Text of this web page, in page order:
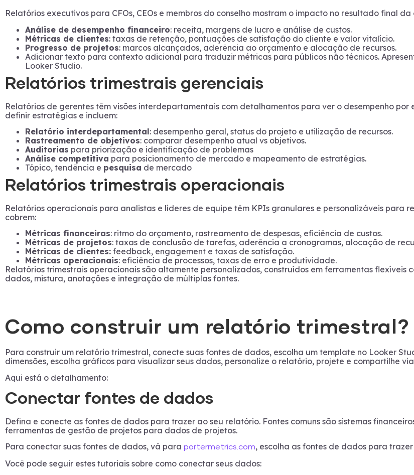
Relatórios executivos para CFOs, CEOs e membros do conselho mostram o impacto no resultado final
Análise de desempenho financeiro: receita, margens de lucro e análise de custos.
Métricas de clientes: taxas de retenção, pontuações de satisfação do cliente e valor vitalício.
Progresso de projetos: marcos alcançados, aderência ao orçamento e alocação de recursos.
Adicionar texto para contexto adicional para traduzir métricas para públicos não técnicos.
Looker Studio.
Relatórios trimestrais gerenciais
Relatórios de gerentes têm visões interdepartamentais com detalhamentos para ver o desempenho
definir estratégias e incluem:
Relatório interdepartamental: desempenho geral, status do projeto e utilização de recursos.
Rastreamento de objetivos: comparar desempenho atual vs objetivos.
Auditorias para priorização e identificação de problemas
Análise competitiva para posicionamento de mercado e mapeamento de estratégias.
Tópico, tendência e pesquisa de mercado
Relatórios trimestrais operacionais
Relatórios operacionais para analistas e líderes de equipe têm KPIs granulares e personalizáveis para
cobrem:
Métricas financeiras: ritmo do orçamento, rastreamento de despesas, eficiência de custos.
Métricas de projetos: taxas de conclusão de tarefas, aderência a cronogramas, alocação de
Métricas de clientes: feedback, engagement e taxas de satisfação.
Métricas operacionais: eficiência de processos, taxas de erro e produtividade.
Relatórios trimestrais operacionais são altamente personalizados, construídos em ferramentas
dados, mistura, anotações e integração de múltiplas fontes.
Como construir um relatório trimestral?
Para construir um relatório trimestral, conecte suas fontes de dados, escolha um template no Looker
dimensões, escolha gráficos para visualizar seus dados, personalize o relatório, projete e compartilhe
Aqui está o detalhamento:
Conectar fontes de dados
Defina e conecte as fontes de dados para trazer ao seu relatório. Fontes comuns são sistemas
ferramentas de gestão de projetos para dados de projetos.
Para conectar suas fontes de dados, vá para portermetrics.com, escolha as fontes de dados para
Você pode seguir estes tutoriais sobre como conectar seus dados: